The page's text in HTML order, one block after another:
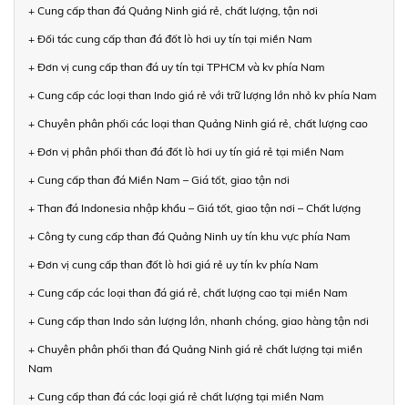
+ Cung cấp than đá Quảng Ninh giá rẻ, chất lượng, tận nơi
+ Đối tác cung cấp than đá đốt lò hơi uy tín tại miền Nam
+ Đơn vị cung cấp than đá uy tín tại TPHCM và kv phía Nam
+ Cung cấp các loại than Indo giá rẻ với trữ lượng lớn nhỏ kv phía Nam
+ Chuyên phân phối các loại than Quảng Ninh giá rẻ, chất lượng cao
+ Đơn vị phân phối than đá đốt lò hơi uy tín giá rẻ tại miền Nam
+ Cung cấp than đá Miền Nam – Giá tốt, giao tận nơi
+ Than đá Indonesia nhập khẩu – Giá tốt, giao tận nơi – Chất lượng
+ Công ty cung cấp than đá Quảng Ninh uy tín khu vực phía Nam
+ Đơn vị cung cấp than đốt lò hơi giá rẻ uy tín kv phía Nam
+ Cung cấp các loại than đá giá rẻ, chất lượng cao tại miền Nam
+ Cung cấp than Indo sản lượng lớn, nhanh chóng, giao hàng tận nơi
+ Chuyên phân phối than đá Quảng Ninh giá rẻ chất lượng tại miền
Nam
+ Cung cấp than đá các loại giá rẻ chất lượng tại miền Nam